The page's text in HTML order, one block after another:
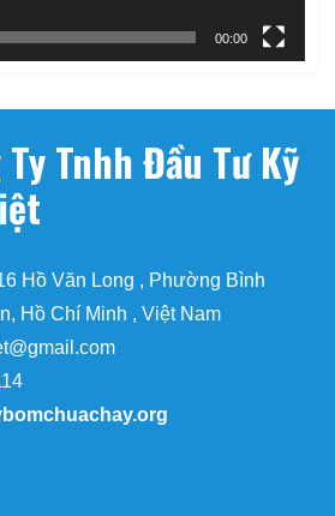
00:00
Tnhh Đầu Tư Kỹ
Hồ Văn Long , Phường Bình
Hồ Chí Minh , Việt Nam